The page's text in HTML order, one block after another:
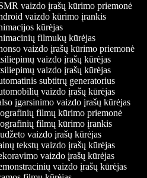
vaizdo įrašų kūrimo priemonė
vaizdo kūrimo įrankis
kūrėjas
filmukų kūrėjas
vaizdo įrašų kūrimo priemonė
vaizdo įrašų kūrėjas
vaizdo įrašų kūrėjas
subtitrų generatorius
vaizdo įrašų kūrėjas
įgarsinimo vaizdo įrašų kūrėjas
filmų kūrimo priemonė
filmų kūrimo įrankis
vaizdo įrašų kūrėjas
tekstų vaizdo įrašų kūrėjas
vaizdo įrašų kūrėjas
vaizdo įrašų kūrėjas